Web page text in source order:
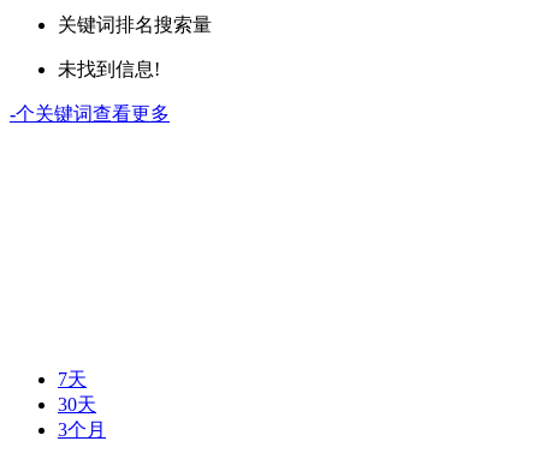
关键词排名搜索量
未找到信息!
-个关键词查看更多
7天
30天
3个月